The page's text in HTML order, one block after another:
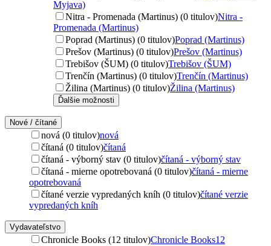
Myjava)
Nitra - Promenada (Martinus) (0 titulov)Nitra -
Promenada (Martinus)
Poprad (Martinus) (0 titulov)Poprad (Martinus)
Prešov (Martinus) (0 titulov)Prešov (Martinus)
Trebišov (ŠUM) (0 titulov)Trebišov (ŠUM)
Trenčín (Martinus) (0 titulov)Trenčín (Martinus)
Žilina (Martinus) (0 titulov)Žilina (Martinus)
Ďalšie možnosti
Nové / čítané
nová (0 titulov)nová
čítaná (0 titulov)čítaná
čítaná - výborný stav (0 titulov)čítaná - výborný stav
čítaná - mierne opotrebovaná (0 titulov)čítaná - mierne
opotrebovaná
čítané verzie vypredaných kníh (0 titulov)čítané verzie
vypredaných kníh
Vydavateľstvo
Chronicle Books (12 titulov)Chronicle Books12